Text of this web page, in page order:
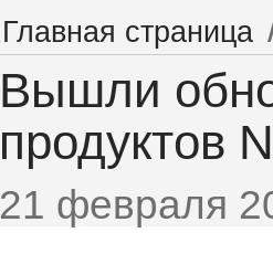
Главная страница
Вышли
продуктов
21 февраля